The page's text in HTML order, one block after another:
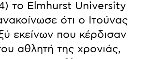
το Elmhurst University
ότι ο Ιτούνας
εκείνων που κέρδισαν
αθλητή της χρονιάς,